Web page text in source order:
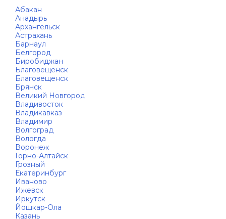
Абакан
Анадырь
Архангельск
Астрахань
Барнаул
Белгород
Биробиджан
Благовещенск
Благовещенск
Брянск
Великий Новгород
Владивосток
Владикавказ
Владимир
Волгоград
Вологда
Воронеж
Горно-Алтайск
Грозный
Екатеринбург
Иваново
Ижевск
Иркутск
Йошкар-Ола
Казань